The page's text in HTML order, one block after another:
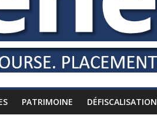
PATRIMOINE DÉFISCALISATION